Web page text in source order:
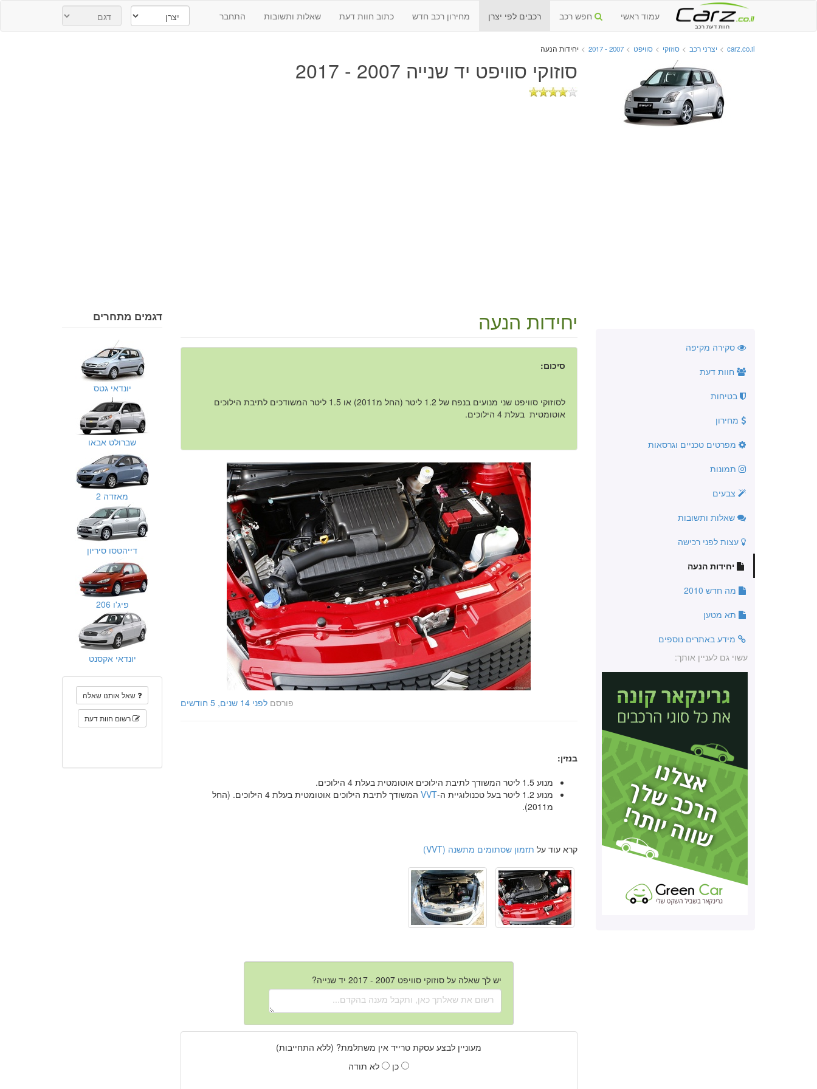
חוות דעת רכב
עמוד ראשי חפש רכב רכבים לפי יצרן מחירון רכב חדש כתוב חוות דעת שאלות ותשובות התחבר
carz.co.il
> יצרני רכב > סוזוקי > סוויפט >
2007 - 2017
> יחידות הנעה
סוזוקי סוויפט יד שנייה 2007 - 2017
סקירה מקיפה
חוות דעת
בטיחות
מחירון
מפרטים טכניים וגרסאות
תמונות
צבעים
שאלות ותשובות
עצות לפני רכישה
יחידות הנעה
מה חדש 2010
תא מטען
מידע באתרים נוספים
עשוי גם לעניין אותך:
יחידות הנעה
סיכום:
לסוזוקי סוויפט שני מנועים בנפח של 1.2 ליטר (החל מ2011) או 1.5 ליטר המשודכים לתיבת הילוכים
אוטומטית בעלת 4 הילוכים.
פורסם לפני 14 שנים, 5 חודשים
בנזין:
מנוע 1.5 ליטר המשודך לתיבת הילוכים אוטומטית בעלת 4 הילוכים.
מנוע 1.2 ליטר בעל טכנולוגיית ה-
VVT
המשודך לתיבת הילוכים אוטומטית בעלת 4 הילוכים. (החל
מ2011).
קרא עוד על תזמון שסתומים מתשנה (VVT)
יש לך שאלה על סוזוקי סוויפט 2007 - 2017 יד שנייה?
מעוניין לבצע עסקת טרייד אין משתלמת? (ללא התחייבות)
כן
לא תודה
דגמים מתחרים
יונדאי גטס
שברולט אבאו
מאזדה 2
דייהטסו סיריון
פיג'ו 206
יונדאי אקסנט
שאל אותנו שאלה
רשום חוות דעת